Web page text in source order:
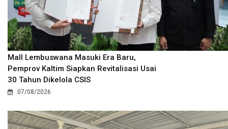
Mall Lembuswana Masuki Era Baru,
Pemprov Kaltim Siapkan Revitalisasi Usai
30 Tahun Dikelola CSIS
07/08/2026